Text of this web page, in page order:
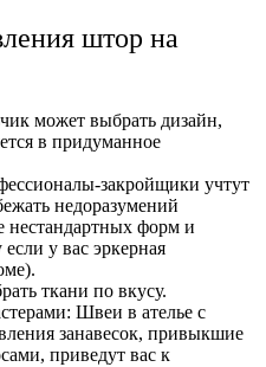
штор на
может выбрать дизайн,
в придуманное
закройщики учтут
недоразумений
нестандартных форм и
у вас эркерная
ткани по вкусу.
Швеи в ателье с
занавесок, привыкшие
приведут вас к